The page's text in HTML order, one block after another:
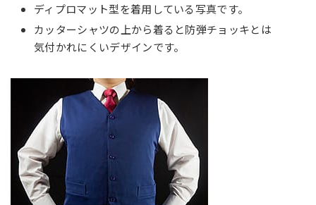
ディプロマット型を着用している写真です。
カッターシャツの上から着ると防弾チョッキとは
気付かれにくいデザインです。